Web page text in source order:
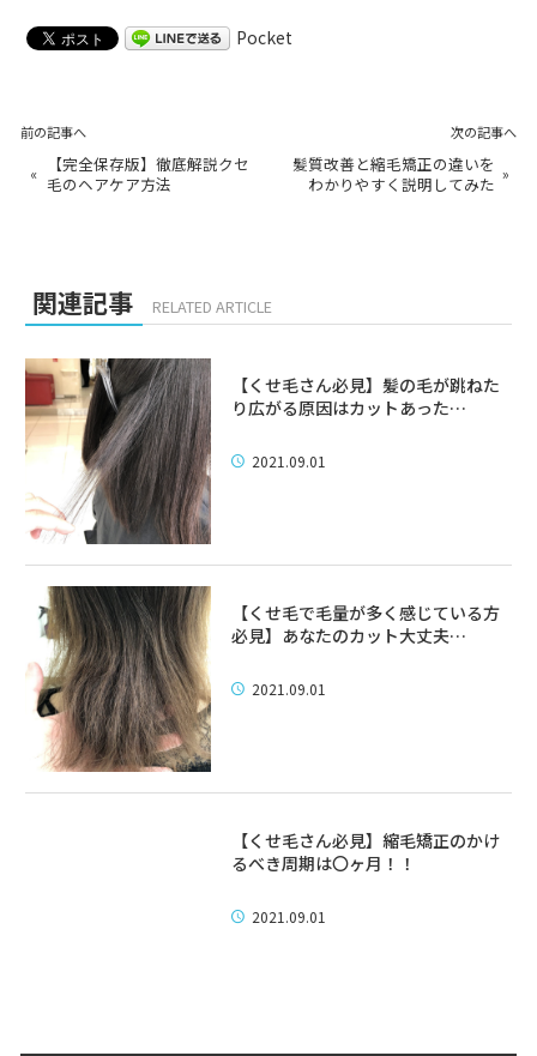
Pocket
前の記事へ
«
【完全保存版】徹底解説クセ
毛のヘアケア方法
次の記事へ
髪質改善と縮毛矯正の違いを
わかりやすく説明してみた »
関連記事 RELATED ARTICLE
【くせ毛さん必見】髪の毛が跳ねた
り広がる原因はカットあった…
2021.09.01
【くせ毛で毛量が多く感じている方
必見】あなたのカット大丈夫…
2021.09.01
【くせ毛さん必見】縮毛矯正のかけ
るべき周期は〇ヶ月！！
2021.09.01